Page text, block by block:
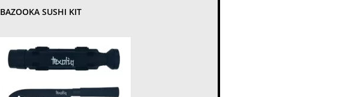
BAZOOKA SUSHI KIT